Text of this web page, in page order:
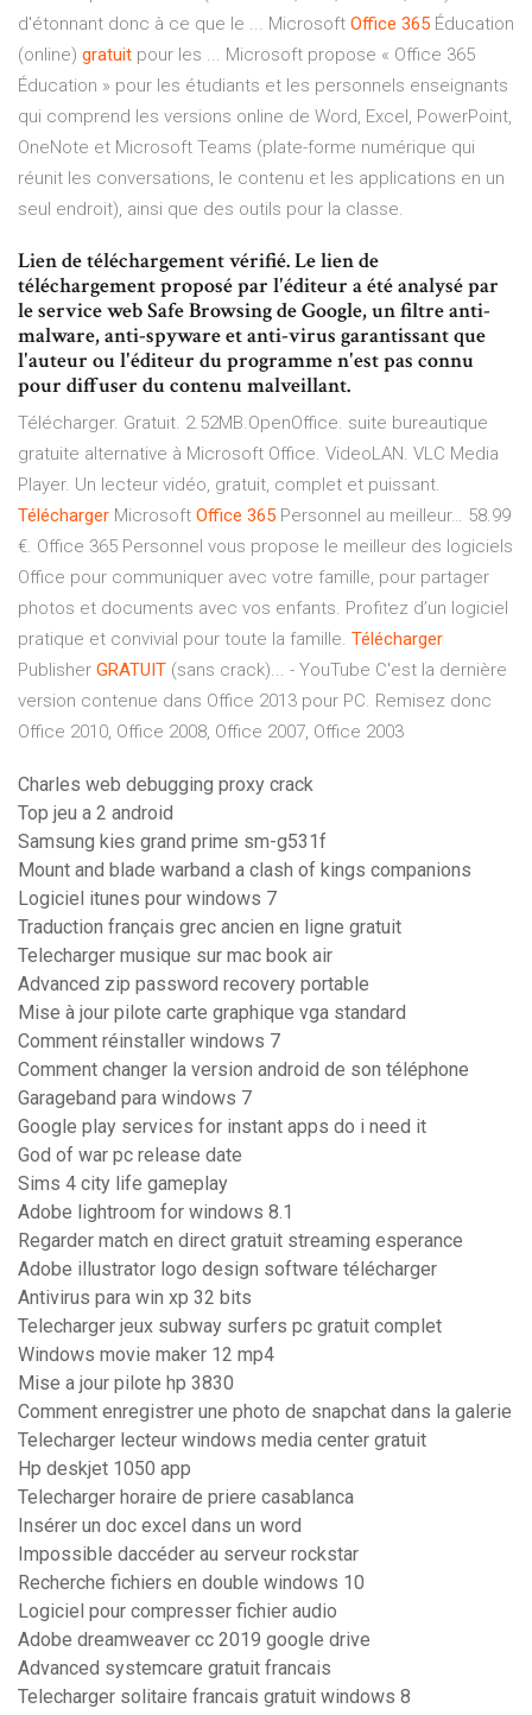
d'étonnant donc à ce que le ... Microsoft Office 365 Éducation
(online) gratuit pour les ... Microsoft propose « Office 365
Éducation » pour les étudiants et les personnels enseignants
qui comprend les versions online de Word, Excel, PowerPoint,
OneNote et Microsoft Teams (plate-forme numérique qui
réunit les conversations, le contenu et les applications en un
seul endroit), ainsi que des outils pour la classe.
Lien de téléchargement vérifié. Le lien de
téléchargement proposé par l'éditeur a été analysé par
le service web Safe Browsing de Google, un filtre anti-
malware, anti-spyware et anti-virus garantissant que
l'auteur ou l'éditeur du programme n'est pas connu
pour diffuser du contenu malveillant.
Télécharger. Gratuit. 2.52MB.OpenOffice. suite bureautique
gratuite alternative à Microsoft Office. VideoLAN. VLC Media
Player. Un lecteur vidéo, gratuit, complet et puissant.
Télécharger Microsoft Office 365 Personnel au meilleur… 58.99
€. Office 365 Personnel vous propose le meilleur des logiciels
Office pour communiquer avec votre famille, pour partager
photos et documents avec vos enfants. Profitez d’un logiciel
pratique et convivial pour toute la famille. Télécharger
Publisher GRATUIT (sans crack)... - YouTube C'est la dernière
version contenue dans Office 2013 pour PC. Remisez donc
Office 2010, Office 2008, Office 2007, Office 2003
Charles web debugging proxy crack
Top jeu a 2 android
Samsung kies grand prime sm-g531f
Mount and blade warband a clash of kings companions
Logiciel itunes pour windows 7
Traduction français grec ancien en ligne gratuit
Telecharger musique sur mac book air
Advanced zip password recovery portable
Mise à jour pilote carte graphique vga standard
Comment réinstaller windows 7
Comment changer la version android de son téléphone
Garageband para windows 7
Google play services for instant apps do i need it
God of war pc release date
Sims 4 city life gameplay
Adobe lightroom for windows 8.1
Regarder match en direct gratuit streaming esperance
Adobe illustrator logo design software télécharger
Antivirus para win xp 32 bits
Telecharger jeux subway surfers pc gratuit complet
Windows movie maker 12 mp4
Mise a jour pilote hp 3830
Comment enregistrer une photo de snapchat dans la galerie
Telecharger lecteur windows media center gratuit
Hp deskjet 1050 app
Telecharger horaire de priere casablanca
Insérer un doc excel dans un word
Impossible daccéder au serveur rockstar
Recherche fichiers en double windows 10
Logiciel pour compresser fichier audio
Adobe dreamweaver cc 2019 google drive
Advanced systemcare gratuit francais
Telecharger solitaire francais gratuit windows 8